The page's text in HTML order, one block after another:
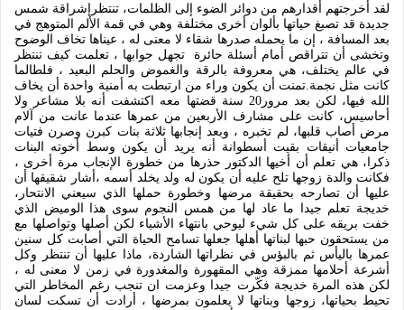
لقد أخرجتهم أقدارهم من دوائر الضوء إلى الظلمات، تنتظرإشراقة شمس
جديدة قد تصبغ حياتها بألوان أخرى مختلفة وهي في قمة الألم المتوهج في
بعد المسافة ، إن ما يحمله صدرها شقاء لا معنى له ، عيناها تخاف الوضوح
وتخشى أن تتراقص أمام أسئلة حائرة
تجهل جوابها ، تعلمت كيف تنتظر
في عالم يختلف، هي معروفة بالرقة والغموض والحلم البعيد ، فلطالما
كانت مثل نجمة .تمنت أن يكون وراء من ارتبطت به أمنية واحدة أن يخاف
الله فيها، لكن بعد مرور20 سنة قضتها معه اكتشفت أنه بلا مشاعر ولا
أحاسيس، كانت على مشارف الأربعين من عمرها عندما عانت من آلام
مرض أصاب قلبها، لم تخبره ، وبعد إنجابها ثلاثة بنات كبرن وصرن فتيات
جامعيات أنيقات بقيت أسطوانة أنه يريد أن يكون وسط أخوته البنات
ذكرا، هي تعلم أن أخيها الدكتور حذرها من خطورة الإنجاب مرة أخرى ،
فكانت والدة زوجها تلح عليه أن يكون له ولد يخلد أسمه ،أشار شقيقها أن
عليها أن تصارحه بحقيقة مرضها وخطورة حملها الذي سيعني الانتحار،
خديجة تعلم جيدا ما عاد لها من همس النجوم سوى هذا الوميض الذي
خفت بريقه على كل شيء ليوحي بانتهاء الأشياء لكن أصلها وتواصلها مع
من يستحقون حبها لبناتها أهلها جعلها تسامح الحياة التي أصابت كل سنين
عمرها باليأس ثم بالبؤس في نظراتها الشاردة، ماذا عليها أن تنتظر وكل
أشرعة أحلامها ممزقة وهي المقهورة والمغدورة في زمن لا معنى له ،
لكن هذه المرة خديجة فكّرت جيدا وعزمت ان تنجب رغم المخاطر التي
تحيط بحياتها، زوجها وبناتها لا يعلمون بمرضها ، أرادت أن تسكت لسان